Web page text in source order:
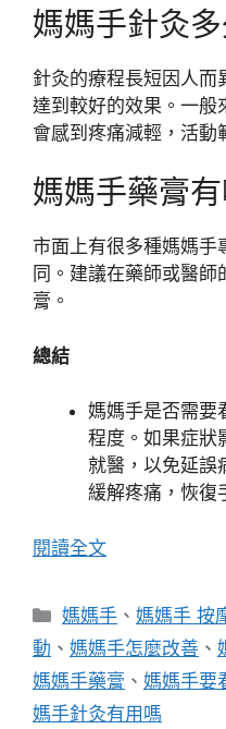
媽媽手針灸
針灸的療程長短因人而
達到較好的效果。一般
會感到疼痛減輕，活動
媽媽手藥膏
市面上有很多種媽媽手
同。建議在藥師或醫
膏。
總結
媽媽手是否需要
程度。如果症狀
就醫，以免延誤
緩解疼痛，恢復
閱讀全文
分
類
媽媽手 、媽媽手 按
動 、 媽媽手怎麼改善 、
媽媽手藥膏 、 媽媽手要
媽手針灸有用嗎